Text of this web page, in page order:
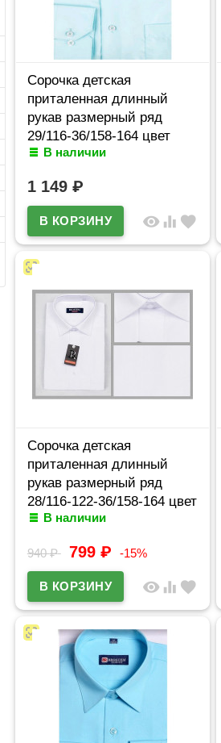
Сорочка детская
приталенная длинный
рукав размерный ряд
29/116-36/158-164 цвет
мята Brostem
В наличии
1 149 ₽
visibility equalizer favorite
Сорочка детская
приталенная длинный
рукав размерный ряд
28/116-122-36/158-164 цвет
белый Brostem арт.TC2d**
В наличии
940₽ 799 ₽ -15%
visibility equalizer favorite